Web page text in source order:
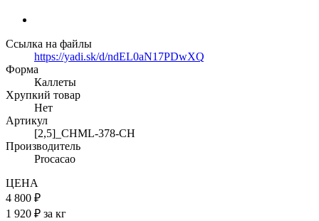
Ссылка на файлы
https://yadi.sk/d/ndEL0aN17PDwXQ
Форма
Каллеты
Хрупкий товар
Нет
Артикул
[2,5]_CHML-378-CH
Производитель
Procacao
ЦЕНА
4 800 ₽
1 920 ₽ за кг